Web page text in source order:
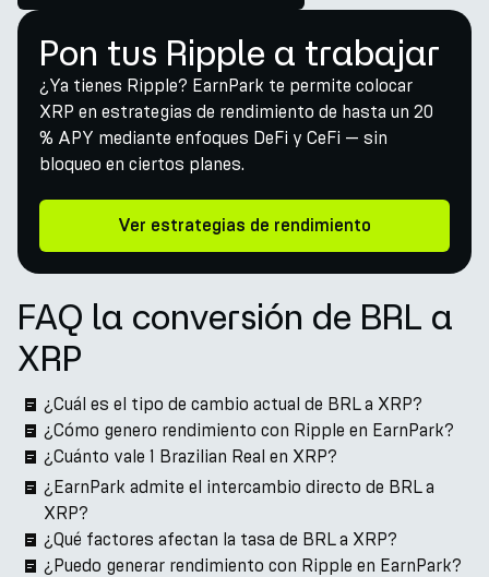
Pon tus Ripple a trabajar
¿Ya tienes Ripple? EarnPark te permite colocar
XRP en estrategias de rendimiento de hasta un 20
% APY mediante enfoques DeFi y CeFi — sin
bloqueo en ciertos planes.
Ver estrategias de rendimiento
FAQ la conversión de BRL a
XRP
¿Cuál es el tipo de cambio actual de BRL a XRP?
¿Cómo genero rendimiento con Ripple en EarnPark?
¿Cuánto vale 1 Brazilian Real en XRP?
¿EarnPark admite el intercambio directo de BRL a
XRP?
¿Qué factores afectan la tasa de BRL a XRP?
¿Puedo generar rendimiento con Ripple en EarnPark?